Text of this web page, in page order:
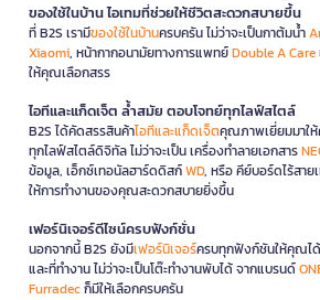
ของใช้ในบ้าน ไอเทมที่ช่วยให้ชีวิตสะดวกสบายขึ้น
ที่ B2S เรามีของใช้ในบ้านครบครัน ไม่ว่าจะเป็นกาต้มน้ำ
Xiaomi, หน้ากากอนามัยทางการแพทย์Double A Care
ให้คุณเลือกสรร
ไอทีและแก็ดเจ็ต ล้ำสมัย ตอบโจทย์ทุกไลฟ์สไตล์
B2S ได้คัดสรรสินค้าไอทีและแก็ดเจ็ตคุณภาพเยี่ยมมาใ
ทุกไลฟ์สไตล์ดิจิทัล ไม่ว่าจะเป็น เครื่องทำลายเอกสาร
ข้อมูล, เอ็กซ์เทอนัลฮาร์ดดิสก์WD, หรือ คีย์บอร์ดไร้สาย
ให้การทำงานของคุณสะดวกสบายยิ่งขึ้น
เฟอร์นิเจอร์ดีไซน์ครบฟังก์ชั่น
นอกจากนี้ B2S ยังมีเฟอร์นิเจอร์ครบทุกฟังก์ชันให้คุณไ
และที่ทำงาน ไม่ว่าจะเป็นโต๊ะทำงานพับได้ จากแบรนด์
Furradecก็มีให้เลือกครบครัน